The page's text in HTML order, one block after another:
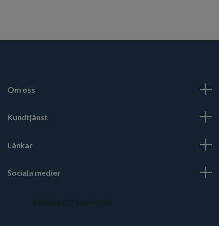
Om oss
Kundtjänst
Länkar
Sociala medier